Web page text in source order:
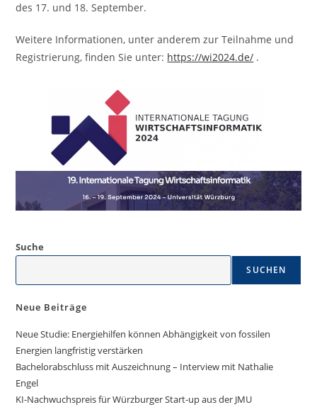
des 17. und 18. September.
Weitere Informationen, unter anderem zur Teilnahme und
Registrierung, finden Sie unter: https://wi2024.de/ .
Suche
SUCHEN
Neue Beiträge
Neue Studie: Energiehilfen können Abhängigkeit von fossilen
Energien langfristig verstärken
Bachelorabschluss mit Auszeichnung – Interview mit Nathalie
Engel
KI-Nachwuchspreis für Würzburger Start-up aus der JMU